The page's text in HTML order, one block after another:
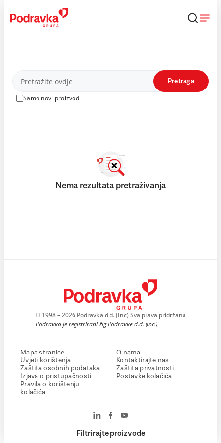
content
Proizvodi
Samo novi proizvodi
Pretraga
Filtrirajte proizvode
Nema rezultata pretraživanja
© 1998 – 2026 Podravka d.d. (Inc) Sva prava pridržana
Podravka je registrirani žig Podravke d.d. (Inc.)
Mapa stranice
Uvjeti korištenja
Zaštita osobnih podataka
Izjava o pristupačnosti
Pravila o korištenju
kolačića
O nama
Kontaktirajte nas
Zaštita privatnosti
Postavke kolačića